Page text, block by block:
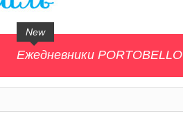
Ежедневники PORTOBELLO
New